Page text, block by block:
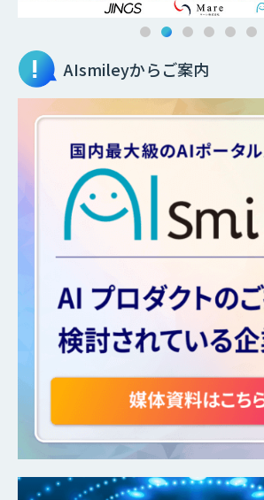
AIsmileyからご案内